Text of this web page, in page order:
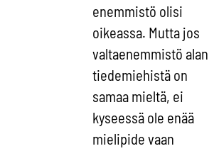
enemmistö olisi
oikeassa. Mutta jos
valtaenemmistö alan
tiedemiehistä on
samaa mieltä, ei
kyseessä ole enää
mielipide vaan